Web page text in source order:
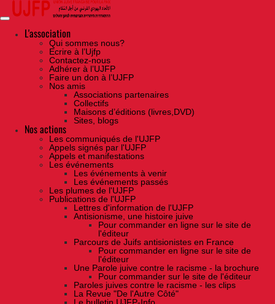
Skip
the
contentL'association
Qui sommes nous?
Ecrire à l’Ujfp
Contactez-nous
Adhérer à l’UJFP
Faire un don à l’UJFP
Nos amis
Associations partenaires
Collectifs
Maisons d’éditions (livres,DVD)
Sites, blogs
Nos actions
Les communiqués de l'UJFP
Appels signés par l'UJFP
Appels et manifestations
Les événements
Les événements à venir
Les événements passés
Les plumes de l'UJFP
Publications de l'UJFP
Lettres d'information de l'UJFP
Antisionisme, une histoire juive
Pour commander en ligne sur le site de
l'éditeur
Parcours de Juifs antisionistes en France
Pour commander en ligne sur le site de
l'éditeur
Une Parole juive contre le racisme - la brochure
Pour commander sur le site de l'éditeur
Paroles juives contre le racisme - les clips
La Revue "De l'Autre Côté"